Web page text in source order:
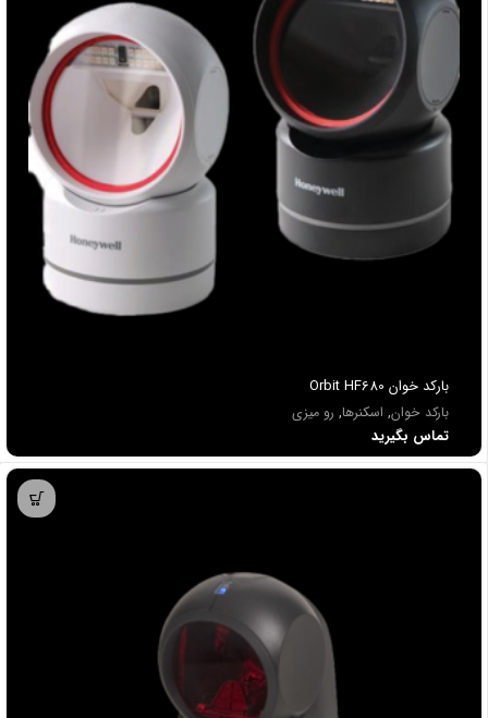
باركد خوان Orbit HF680
بارکد خوان, اسکنرها, رو میزی
تماس بگیرید